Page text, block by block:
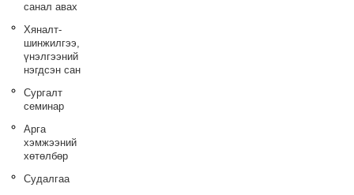
санал авах
Хяналт-
шинжилгээ,
үнэлгээний
нэгдсэн сан
Сургалт
семинар
Арга
хэмжээний
хөтөлбөр
Судалгаа